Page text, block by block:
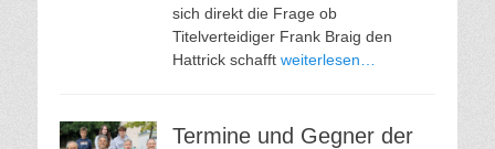
sich direkt die Frage ob
Titelverteidiger Frank Braig den
Hattrick schafft weiterlesen…
Termine und Gegner der